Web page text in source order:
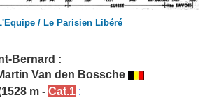
/ Le Parisien Libéré
Bernard :
Van den Bossche
m - Cat.1 :